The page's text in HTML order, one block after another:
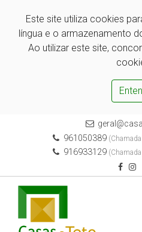
Este site utiliza cookies
língua e o armazenamento
Ao utilizar este site,
961050389
916933129